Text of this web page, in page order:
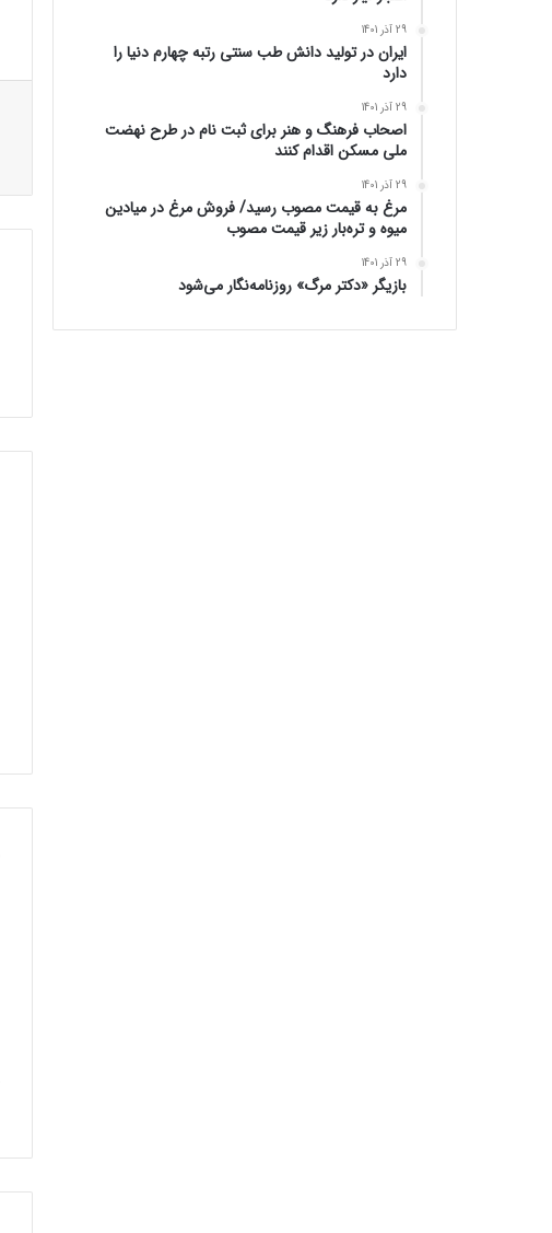
29 آذر 1401
ایران در تولید دانش طب سنتی رتبه چهارم دنیا را
دارد
29 آذر 1401
اصحاب فرهنگ و هنر برای ثبت نام در طرح نهضت
ملی مسکن اقدام کنند
29 آذر 1401
مرغ به قیمت مصوب رسید/ فروش مرغ در میادین
میوه و تره‌بار زیر قیمت مصوب
29 آذر 1401
بازیگر «دکتر مرگ» روزنامه‌نگار می‌شود